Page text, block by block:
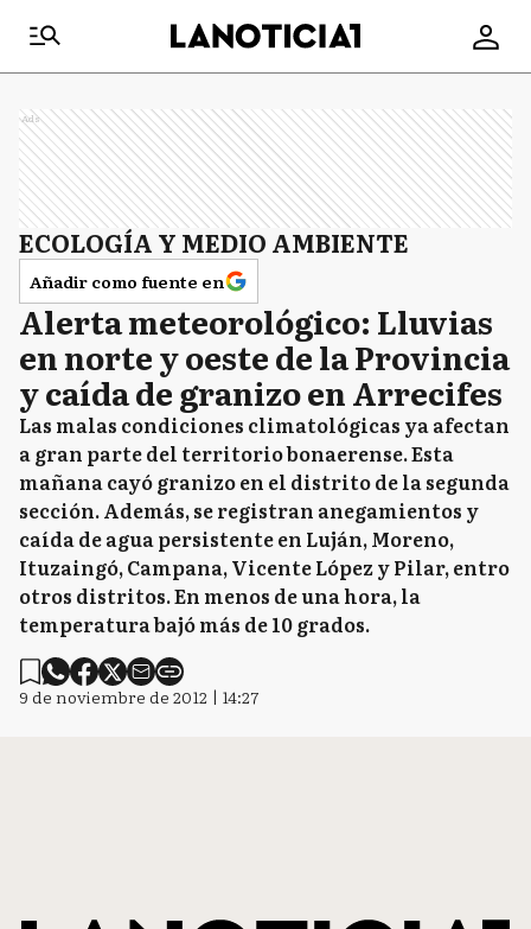
Ads
ECOLOGÍA Y MEDIO AMBIENTE
Añadir como fuente en
Alerta meteorológico: Lluvias
en norte y oeste de la Provincia
y caída de granizo en Arrecifes
Las malas condiciones climatológicas ya afectan
a gran parte del territorio bonaerense. Esta
mañana cayó granizo en el distrito de la segunda
sección. Además, se registran anegamientos y
caída de agua persistente en Luján, Moreno,
Ituzaingó, Campana, Vicente López y Pilar, entro
otros distritos. En menos de una hora, la
temperatura bajó más de 10 grados.
9 de noviembre de 2012 | 14:27